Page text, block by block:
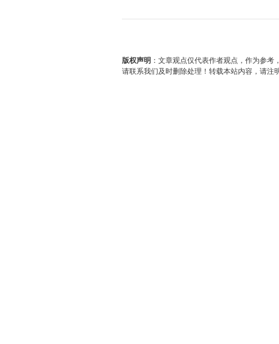
版权声明 ：文章观点仅代表作者观点，作为参
请联系我们及时删除处理！转载本站内容，请注